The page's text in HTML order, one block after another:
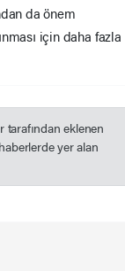
da önem
için daha fazla
eklenen
yer alan